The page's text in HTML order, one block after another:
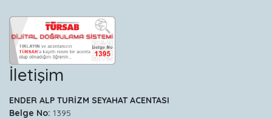
İletişim
ENDER ALP TURİZM SEYAHAT ACENTASI
Belge No: 1395